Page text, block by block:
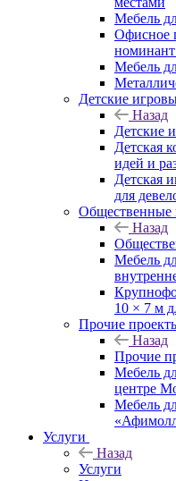
Мебель
Офисное
Мебель
Детские
Назад
Детские
Детская
идей и
Детская
для
Общественные
Назад
Мебель
10 × 7 м
Прочие
Назад
Прочие
Мебель
центре
Мебель
Услуги
Назад
Услуги